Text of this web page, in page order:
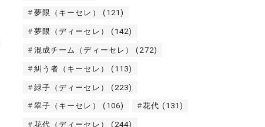
夢限（キーセレ） (121)
夢限（ディーセレ） (142)
混成チーム（ディーセレ） (272)
糾う者（キーセレ） (113)
緑子（ディーセレ） (223)
翠子（キーセレ） (106) 花代 (131)
花代（ディーセレ） (244)